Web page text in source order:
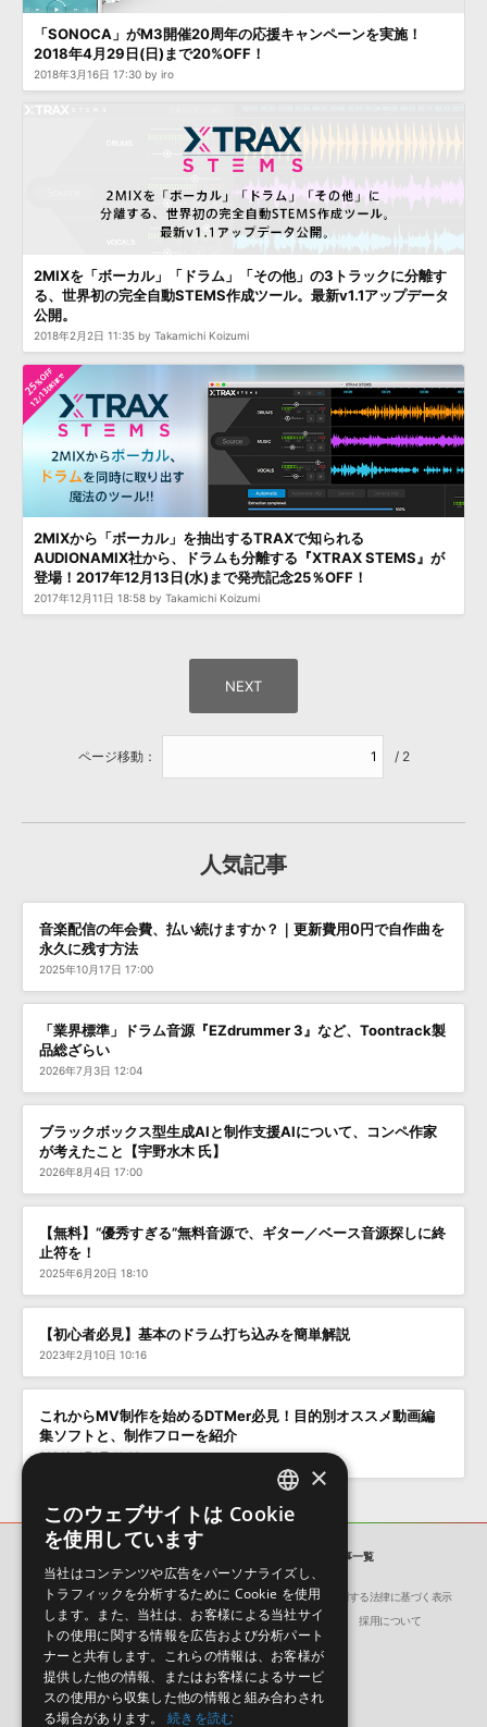
「SONOCA」がM3開催20周年の応援キャンペーンを実施！
2018年4月29日(日)まで20%OFF！
2018年3月16日 17:30 by iro
2MIXを「ボーカル」「ドラム」「その他」の3トラックに分離す
る、世界初の完全自動STEMS作成ツール。最新v1.1アップデータ
公開。
2018年2月2日 11:35 by Takamichi Koizumi
2MIXから「ボーカル」を抽出するTRAXで知られる
AUDIONAMIX社から、ドラムも分離する『XTRAX STEMS』が
登場！2017年12月13日(水)まで発売記念25％OFF！
2017年12月11日 18:58 by Takamichi Koizumi
ページ移動： / 2
人気記事
音楽配信の年会費、払い続けますか？｜更新費用0円で自作曲を
永久に残す方法
2025年10月17日 17:00
「業界標準」ドラム音源『EZdrummer 3』など、Toontrack製
品総ざらい
2026年7月3日 12:04
ブラックボックス型生成AIと制作支援AIについて、コンペ作家
が考えたこと【宇野水木 氏】
2026年8月4日 17:00
【無料】“優秀すぎる”無料音源で、ギター／ベース音源探しに終
止符を！
2025年6月20日 18:10
【初心者必見】基本のドラム打ち込みを簡単解説
2023年2月10日 10:16
これからMV制作を始めるDTMer必見！目的別オススメ動画編
集ソフトと、制作フローを紹介
2024年4月1日 11:00
「音楽」の記事一覧
会社概要 環境保護（CSR）への取り組み
特定商取引に関する法律に基づく表示
サイト動作環境
利用規約 個人情報の保護について 採用について
ENGLISH
×
このウェブサイトは Cookie
を使用しています
当社はコンテンツや広告をパーソナライズし、
トラフィックを分析するために Cookie を使用
します。また、当社は、お客様による当社サイ
トの使用に関する情報を広告および分析パート
ナーと共有します。これらの情報は、お客様が
提供した他の情報、またはお客様によるサービ
スの使用から収集した他の情報と組み合わされ
る場合があります。
続きを読む